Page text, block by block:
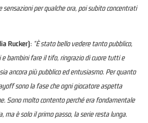
sensazioni per qualche ora, poi subito concentrati
Rucker): “È stato bello vedere tanto pubblico,
bambini fare il tifo, ringrazio di cuore tutti e
ancora più pubblico ed entusiasmo. Per quanto
sono la fase che ogni giocatore aspetta
Sono molto contento perché era fondamentale
ma è solo il primo passo, la serie resta lunga.